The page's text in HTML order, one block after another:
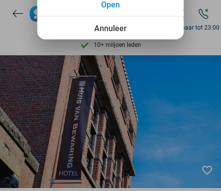
7 dagen per week beschikbaar
10+ miljoen leden
9,4 op basis van
Ontdek 15.000+ deals
7 dagen per week beschikbaar
10+ miljoen leden
Bereikbaar tot 23:00
favorite_border
Annuleer
Open